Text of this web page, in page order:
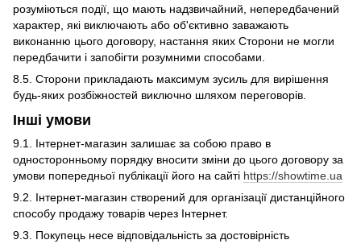
розуміються події, що мають надзвичайний, непередбачений
характер, які виключають або об'єктивно заважають
виконанню цього договору, настання яких Сторони не могли
передбачити і запобігти розумними способами.
8.5. Сторони прикладають максимум зусиль для вирішення
будь-яких розбіжностей виключно шляхом переговорів.
Інші умови
9.1. Інтернет-магазин залишає за собою право в
односторонньому порядку вносити зміни до цього договору за
умови попередньої публікації його на сайті https://showtime.ua
9.2. Інтернет-магазин створений для організації дистанційного
способу продажу товарів через Інтернет.
9.3. Покупець несе відповідальність за достовірність